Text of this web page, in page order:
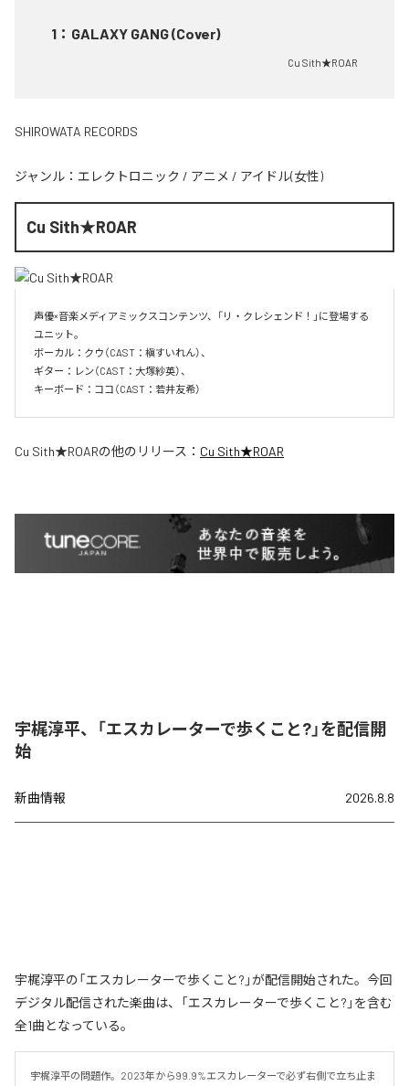
1 ： GALAXY GANG (Cover)
Cu Sith★ROAR
SHIROWATA RECORDS
ジャンル： エレクトロニック / アニメ / アイドル(女性)
Cu Sith★ROAR
声優×音楽メディアミックスコンテンツ、「リ・クレシェンド！」に登場する
ユニット。
ボーカル：クウ（CAST：槇すいれん）、
ギター：レン（CAST：大塚紗英）、
キーボード：ココ（CAST：若井友希）
Cu Sith★ROARの他のリリース： Cu Sith★ROAR
宇梶淳平、「エスカレーターで歩くこと?」を配信開
始
新曲情報 2026.8.8
宇梶淳平の「エスカレーターで歩くこと?」が配信開始された。今回
デジタル配信された楽曲は、「エスカレーターで歩くこと?」を含む
全1曲となっている。
宇梶淳平の問題作。2023年から99.9%エスカレーターで必ず右側で立ち止ま